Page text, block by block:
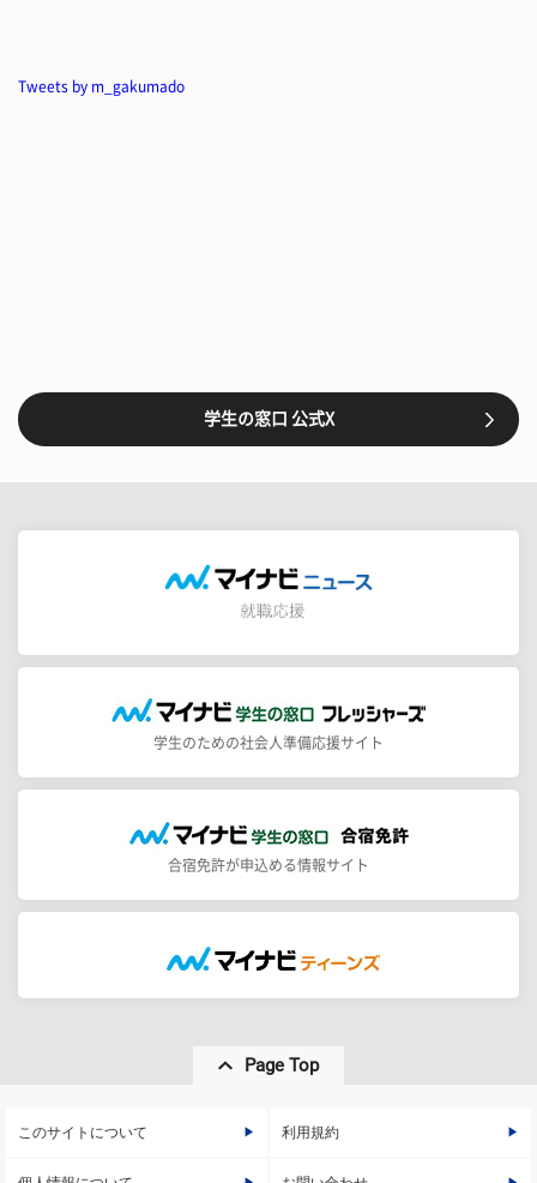
Tweets by m_gakumado
学生の窓口 公式X
学生のための社会人準備応援サイト
合宿免許が申込める情報サイト
Page Top
このサイトについて 利用規約